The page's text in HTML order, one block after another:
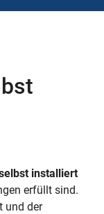
installiert
erfüllt sind.
und der